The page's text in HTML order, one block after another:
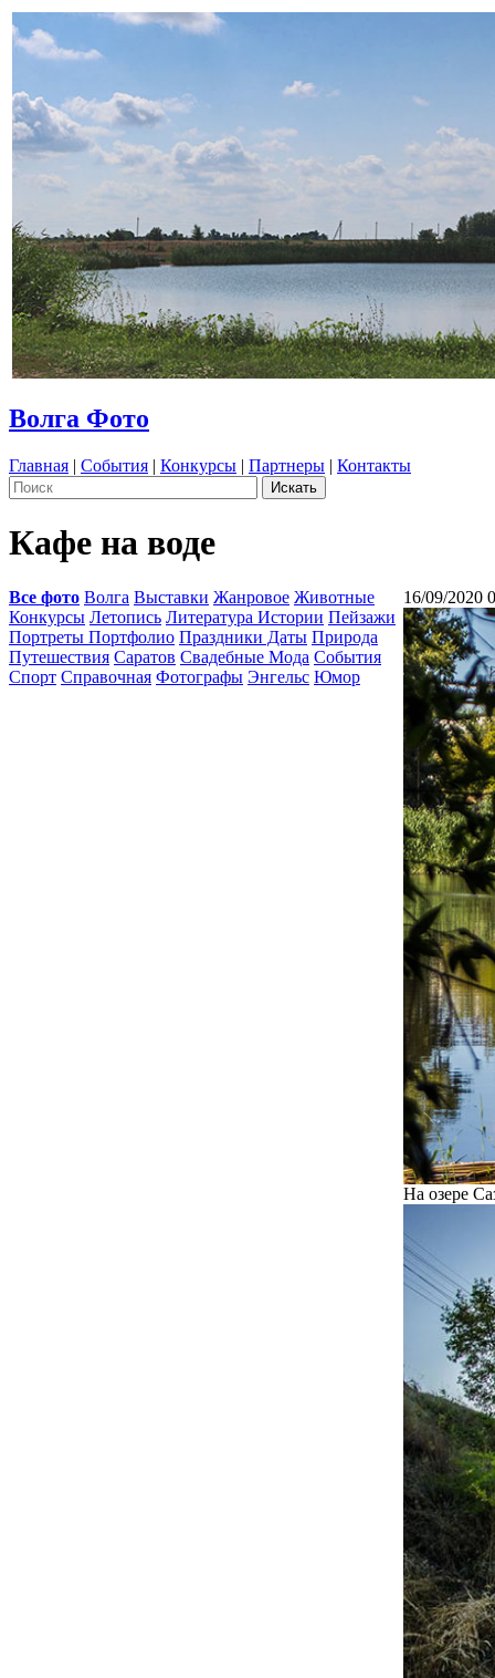
Волга Фото
Главная | События | Конкурсы | Партнеры | Контакты
Кафе на воде
Все фото Волга Выставки Жанровое Животные
Конкурсы Летопись Литература Истории Пейзажи
Портреты Портфолио Праздники Даты Природа
Путешествия Саратов Свадебные Мода События
Спорт Справочная Фотографы Энгельс Юмор
16/09/2020
На озере